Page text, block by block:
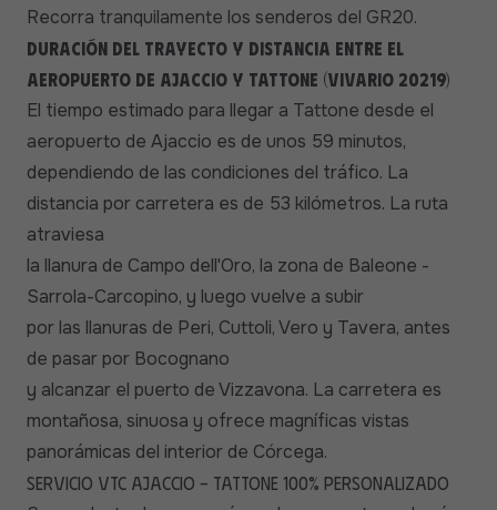
Recorra tranquilamente los senderos del GR20.
Duración del trayecto y distancia entre el
aeropuerto de Ajaccio y Tattone (Vivario 20219)
El tiempo estimado para llegar a Tattone desde el
aeropuerto de Ajaccio es de unos 59 minutos,
dependiendo de las condiciones del tráfico. La
distancia por carretera es de 53 kilómetros. La ruta
atraviesa
la llanura de Campo dell'Oro, la zona de Baleone -
Sarrola-Carcopino, y luego vuelve a subir
por las llanuras de Peri, Cuttoli, Vero y Tavera, antes
de pasar por Bocognano
y alcanzar el puerto de Vizzavona. La carretera es
montañosa, sinuosa y ofrece magníficas vistas
panorámicas del interior de Córcega.
Servicio VTC Ajaccio - Tattone 100% personalizado